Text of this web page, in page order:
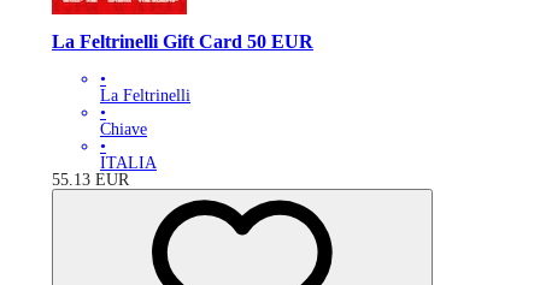
La Feltrinelli Gift Card 50 EUR
•
La Feltrinelli
•
Chiave
•
ITALIA
55.13 EUR